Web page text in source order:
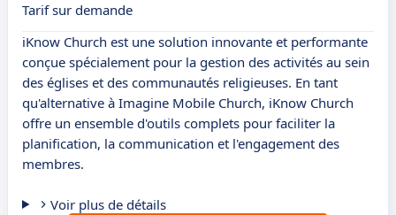
Tarif sur demande
iKnow Church est une solution innovante et performante
conçue spécialement pour la gestion des activités au sein
des églises et des communautés religieuses. En tant
qu'alternative à Imagine Mobile Church, iKnow Church
offre un ensemble d'outils complets pour faciliter la
planification, la communication et l'engagement des
membres.
Voir plus de détails